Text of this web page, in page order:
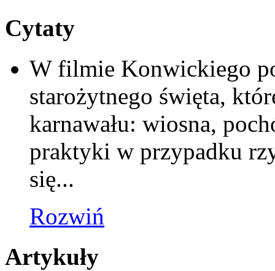
Cytaty
W filmie Konwickiego
starożytnego święta,
karnawału: wiosna,
praktyki w przypadku
się...
Rozwiń
Artykuły